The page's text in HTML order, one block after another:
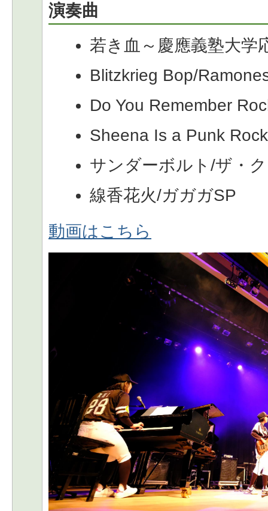
演奏曲
若き血～慶應義塾大学
Blitzkrieg Bop/
Do You Remember
Sheena Is a Punk
サンダーボルト/ザ・
線香花火/ガガガSP
動画はこちら